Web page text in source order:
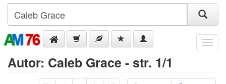
Menu
Autor: Caleb Grace - str. 1/1